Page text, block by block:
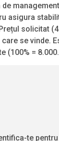
asigura
solicitat
se vinde.
(100% =
te pentru